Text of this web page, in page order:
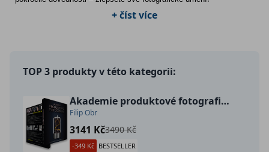
+ číst více
TOP 3 produkty v této kategorii:
Akademie produktové fotografie 2
Filip Obr
3141 Kč3490 Kč
-349 Kč BESTSELLER